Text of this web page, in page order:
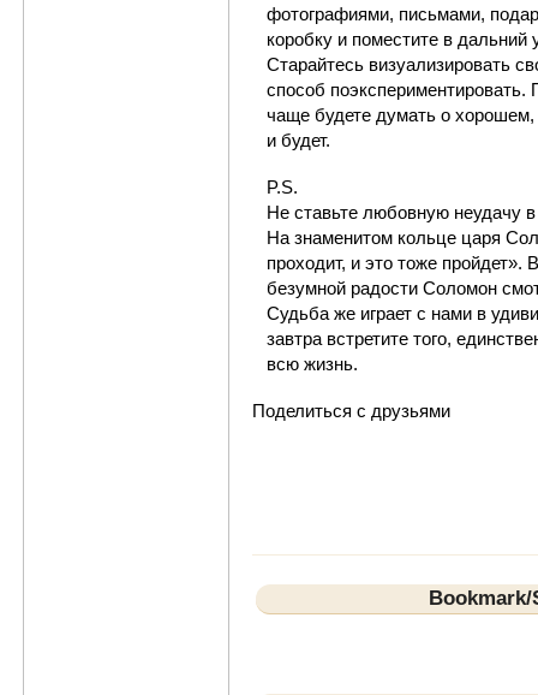
фотографиями, письмами,
коробку и поместите в дальний
Старайтесь визуализировать
способ поэкспериментировать.
чаще будете думать о
и будет.
P.S.
Не ставьте любовную неудачу
На знаменитом кольце царя
проходит, и это тоже пройдет».
безумной радости Соломон
Судьба же играет с нами в
завтра встретите того,
всю жизнь.
Поделиться с друзьями